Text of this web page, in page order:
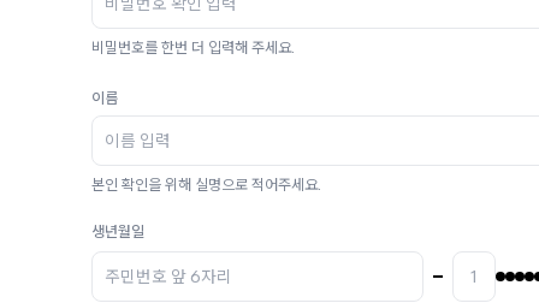
비밀번호를 한번 더 입력해 주세요.
이름
본인 확인을 위해 실명으로 적어주세요.
생년월일